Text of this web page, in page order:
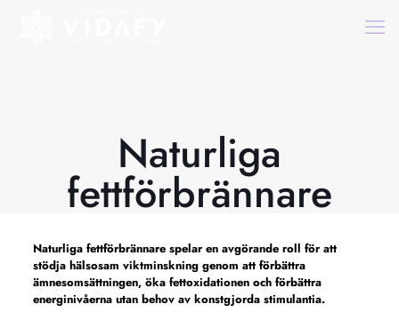
Naturliga
fettförbrännare
Naturliga fettförbrännarespelar en avgörande roll för att
stödja hälsosam viktminskning genom att förbättra
ämnesomsättningen, öka fettoxidationen och förbättra
energinivåerna utan behov av konstgjorda stimulantia.